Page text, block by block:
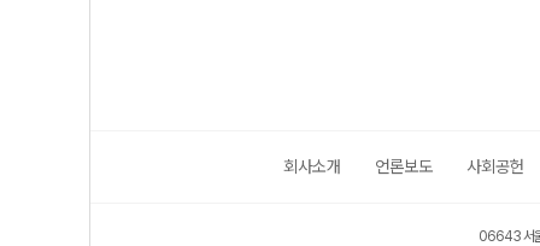
회사소개 언론보도 사회공헌
06643 서